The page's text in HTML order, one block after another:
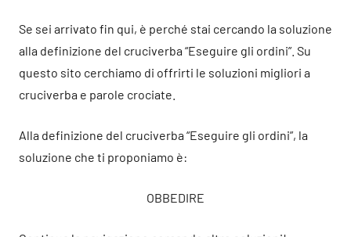
Se sei arrivato fin qui, è perché stai cercando la soluzione
alla definizione del cruciverba “Eseguire gli ordini”. Su
questo sito cerchiamo di offrirti le soluzioni migliori a
cruciverba e parole crociate.
Alla definizione del cruciverba “Eseguire gli ordini”, la
soluzione che ti proponiamo è:
OBBEDIRE